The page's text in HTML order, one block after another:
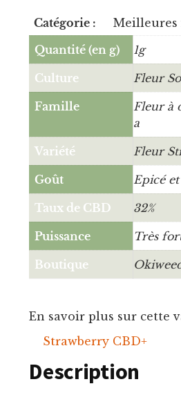
Catégorie :
Meilleures
Quantité (en g)
1g
Culture Fleur
Famille
Fleur à
a
Variété Fleur
Goût Epicé
Taux de CBD 32%
Puissance Très
Boutique
En savoir plus sur cette
Strawberry CBD+
Description